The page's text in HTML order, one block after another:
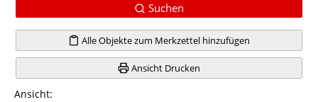
Suchen
Alle Objekte zum Merkzettel hinzufügen
Ansicht Drucken
Ansicht: